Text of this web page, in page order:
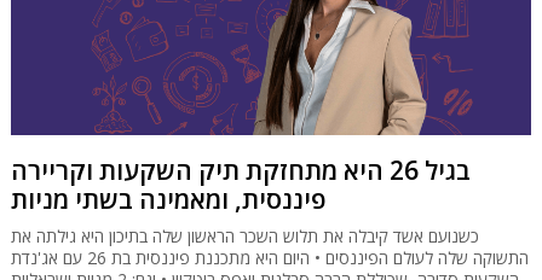
בגיל 26 היא מתחזקת תיק השקעות וקריירה
פיננסית, ומאמינה בשתי מניות
כשנועם אשד קיבלה את תלוש השכר הראשון שלה בתיכון היא גילתה את
התשוקה שלה לעולם הפיננסים • היום היא מתכננת פיננסית בת 26 עם אג'נדת